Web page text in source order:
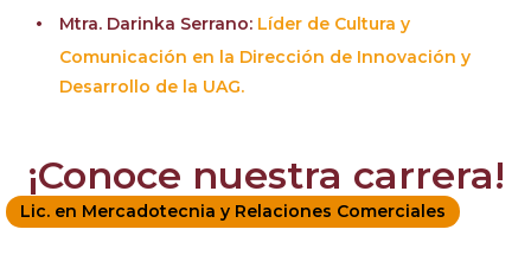
Mtra. Darinka Serrano: Líder de Cultura y
Comunicación en la Dirección de Innovación y
Desarrollo de la UAG.
¡Conoce nuestra carrera!
Lic. en Mercadotecnia y Relaciones Comerciales